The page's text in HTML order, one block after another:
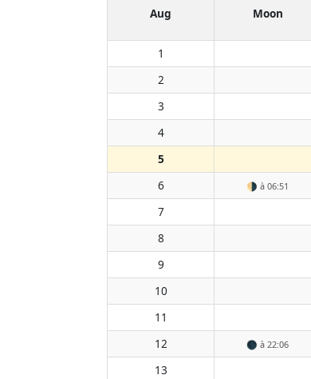
Aug Moon
1
2
3
4
5
6
🌗 à 06:51
7
8
9
10
11
12
🌑 à 22:06
13